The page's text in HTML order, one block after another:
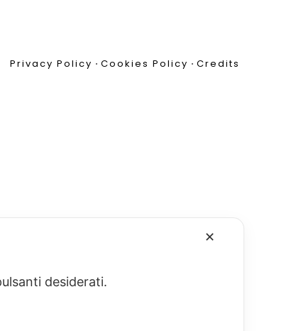
Privacy Policy •Cookies Policy • Credits
✕
desiderati.